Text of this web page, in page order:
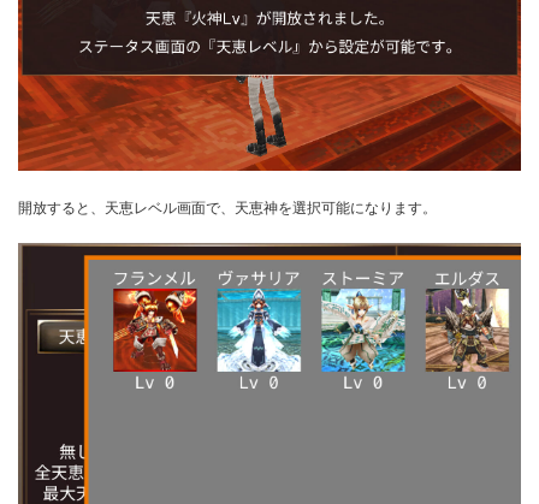
開放すると、天恵レベル画面で、天恵神を選択可能になります。